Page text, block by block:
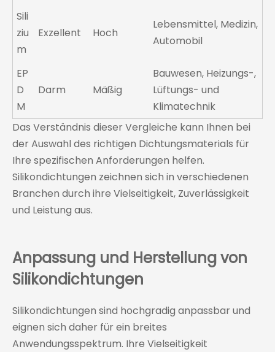
Sili
ziu
m
Exzellent Hoch
Lebensmittel, Medizin,
Automobil
EP
D
M
Darm Mäßig
Bauwesen, Heizungs-,
Lüftungs- und
Klimatechnik
Das Verständnis dieser Vergleiche kann Ihnen bei
der Auswahl des richtigen Dichtungsmaterials für
Ihre spezifischen Anforderungen helfen.
Silikondichtungen zeichnen sich in verschiedenen
Branchen durch ihre Vielseitigkeit, Zuverlässigkeit
und Leistung aus.
Anpassung und Herstellung von
Silikondichtungen
Silikondichtungen sind hochgradig anpassbar und
eignen sich daher für ein breites
Anwendungsspektrum. Ihre Vielseitigkeit